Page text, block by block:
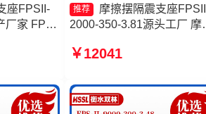
座FPSII-
厂家 FPS
400-
推荐
摩擦摆隔震支座
2000-350-3.81源头工厂 摩
擦支座生产厂家 摩擦摆隔
￥12041